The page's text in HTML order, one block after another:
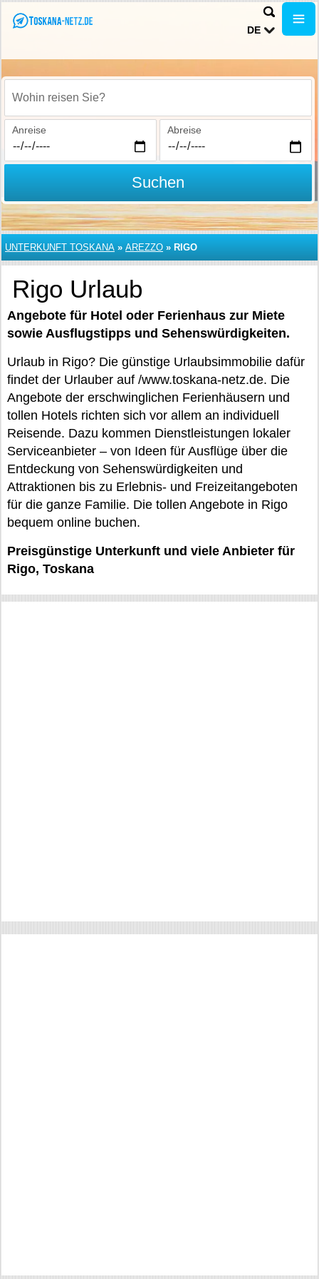
DE
Wohin reisen Sie?
Anreise Abreise
Suchen
UNTERKUNFT TOSKANA » AREZZO » RIGO
Rigo Urlaub
Angebote für Hotel oder Ferienhaus zur Miete
sowie Ausflugstipps und Sehenswürdigkeiten.
Urlaub in Rigo? Die günstige Urlaubsimmobilie dafür
findet der Urlauber auf /www.toskana-netz.de. Die
Angebote der erschwinglichen Ferienhäusern und
tollen Hotels richten sich vor allem an individuell
Reisende. Dazu kommen Dienstleistungen lokaler
Serviceanbieter – von Ideen für Ausflüge über die
Entdeckung von Sehenswürdigkeiten und
Attraktionen bis zu Erlebnis- und Freizeitangeboten
für die ganze Familie. Die tollen Angebote in Rigo
bequem online buchen.
Preisgünstige Unterkunft und viele Anbieter für
Rigo, Toskana